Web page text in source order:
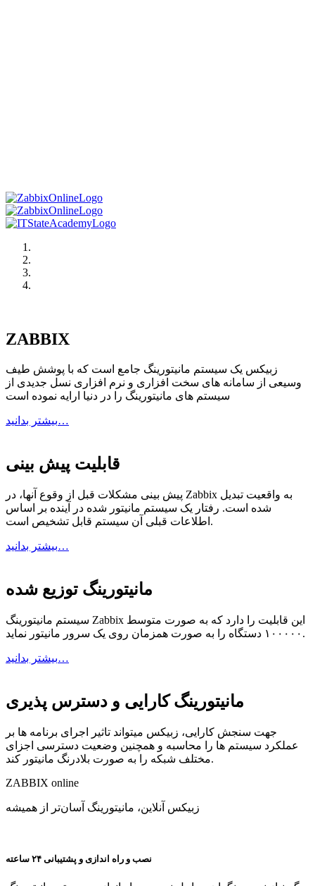
ZABBIX
زبیکس یک سیستم مانیتورینگ جامع است که با پوشش طیف
وسیعی از سامانه های سخت افزاری و نرم افزاری نسل جدیدی از
سیستم های مانیتورینگ را در دنیا ارایه نموده است
بیشتر بدانید…
قابلیت پیش بینی
پیش بینی مشکلات قبل از وقوع آنها، در Zabbix به واقعیت تبدیل
شده است. رفتار یک سیستم مانیتور شده در آینده بر اساس
اطلاعات قبلی آن سیستم قابل تشخیص است.
بیشتر بدانید…
مانیتورینگ توزیع شده
سیستم مانیتورینگ Zabbix این قابلیت را دارد که به صورت متوسط
۱۰۰۰۰۰ دستگاه را به صورت همزمان روی یک سرور مانیتور نماید.
بیشتر بدانید…
مانیتورینگ کارایی و دسترس پذیری
جهت سنجش کارایی، زبیکس میتواند تاثیر اجرای برنامه ها بر
عملکرد سیستم ها را محاسبه و همچنین وضعیت دسترسی اجزای
مختلف شبکه را به صورت بلادرنگ مانیتور کند.
ZABBIX online
زبیکس آنلاین، مانیتورینگ آسان‌تر از همیشه
نصب و راه اندازی و پشتیبانی ۲۴ ساعته